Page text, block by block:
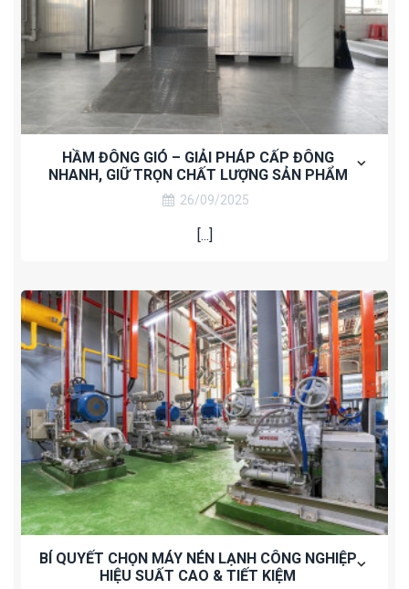
HẦM ĐÔNG GIÓ – GIẢI PHÁP CẤP ĐÔNG
NHANH, GIỮ TRỌN CHẤT LƯỢNG SẢN PHẨM
26/09/2025
[...]
BÍ QUYẾT CHỌN MÁY NÉN LẠNH CÔNG NGHIỆP
HIỆU SUẤT CAO & TIẾT KIỆM